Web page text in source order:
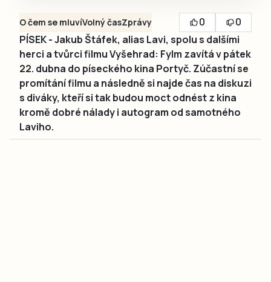
O čem se mluvíVolný časZprávy 0
0
PÍSEK - Jakub Štáfek, alias Lavi, spolu s dalšími
herci a tvůrci filmu Vyšehrad: Fylm zavítá v pátek
22. dubna do píseckého kina Portyč. Zúčastní se
promítání filmu a následně si najde čas na diskuzi
s diváky, kteří si tak budou moct odnést z kina
kromě dobré nálady i autogram od samotného
Laviho.